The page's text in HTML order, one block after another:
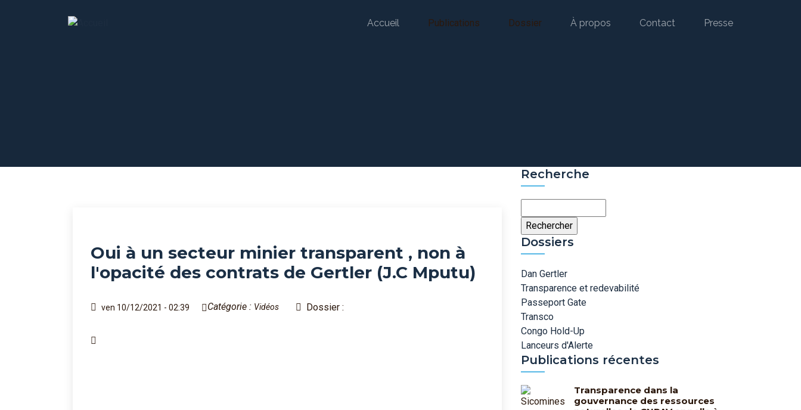
Accueil Publications Dossier À propos Contact Presse
Oui à un secteur minier transparent , non à
l'opacité des contrats de Gertler (J.C Mputu)
ven 10/12/2021 - 02:39 Catégorie : Vidéos Dossier :
Recherche
Dossiers
Dan Gertler
Transparence et redevabilité
Passeport Gate
Transco
Congo Hold-Up
Lanceurs d'Alerte
Publications récentes
Transparence dans la
gouvernance des ressources